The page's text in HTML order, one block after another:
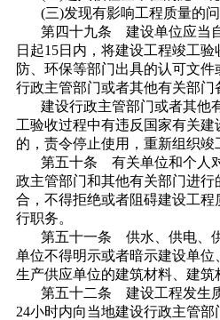
(三)发现有影响工程质量的
第四十九条 建设单位应当
日起15日内，将建设工程竣工
防、环保等部门出具的认可文
行政主管部门或者其他有关部门
建设行政主管部门或者其他
工验收过程中有违反国家有关
的，责令停止使用，重新组织竣
第五十条 有关单位和个人
政主管部门和其他有关部门进
合，不得拒绝或者阻碍建设工程
行职务。
第五十一条 供水、供电、
单位不得明示或者暗示建设单
生产供应单位的建筑材料、建筑
第五十二条 建设工程发生
24小时内向当地建设行政主管部